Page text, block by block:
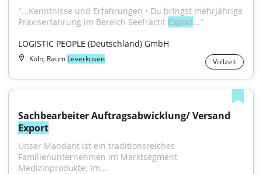
"...Kenntnisse und Erfahrungen • Du bringst mehrjährige
Praxiserfahrung im Bereich Seefracht Export..."
LOGISTIC PEOPLE (Deutschland) GmbH
Köln, Raum Leverkusen Vollzeit
Export
Unser Mandant ist ein traditionsreiches
Familienunternehmen im Marktsegment
Medizinprodukte. Im...